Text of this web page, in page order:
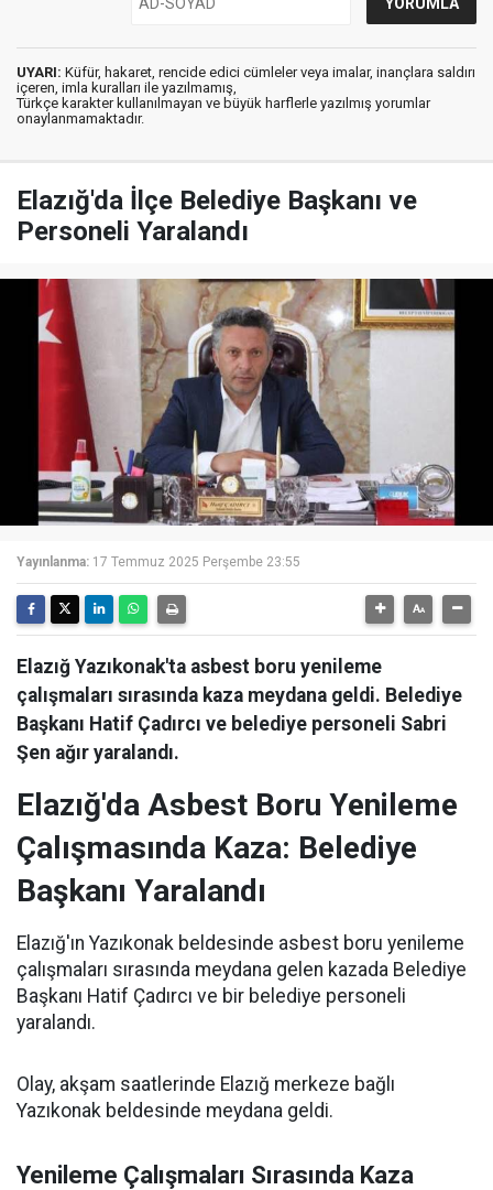
UYARI: Küfür, hakaret, rencide edici cümleler veya imalar, inançlara saldırı
içeren, imla kuralları ile yazılmamış,
Türkçe karakter kullanılmayan ve büyük harflerle yazılmış yorumlar
onaylanmamaktadır.
Elazığ'da İlçe Belediye Başkanı ve
Personeli Yaralandı
Yayınlanma: 17 Temmuz 2025 Perşembe 23:55
Elazığ Yazıkonak'ta asbest boru yenileme
çalışmaları sırasında kaza meydana geldi. Belediye
Başkanı Hatif Çadırcı ve belediye personeli Sabri
Şen ağır yaralandı.
Elazığ'da Asbest Boru Yenileme
Çalışmasında Kaza: Belediye
Başkanı Yaralandı
Elazığ'ın Yazıkonak beldesinde asbest boru yenileme
çalışmaları sırasında meydana gelen kazada Belediye
Başkanı Hatif Çadırcı ve bir belediye personeli
yaralandı.
Olay, akşam saatlerinde Elazığ merkeze bağlı
Yazıkonak beldesinde meydana geldi.
Yenileme Çalışmaları Sırasında Kaza